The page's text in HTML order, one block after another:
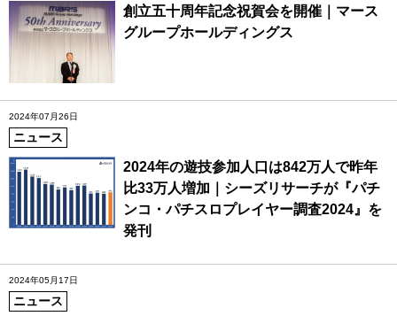
創立五十周年記念祝賀会を開催｜マース
グループホールディングス
2024年07月26日
ニュース
2024年の遊技参加人口は842万人で昨年
比33万人増加｜シーズリサーチが『パチ
ンコ・パチスロプレイヤー調査2024』を
発刊
2024年05月17日
ニュース